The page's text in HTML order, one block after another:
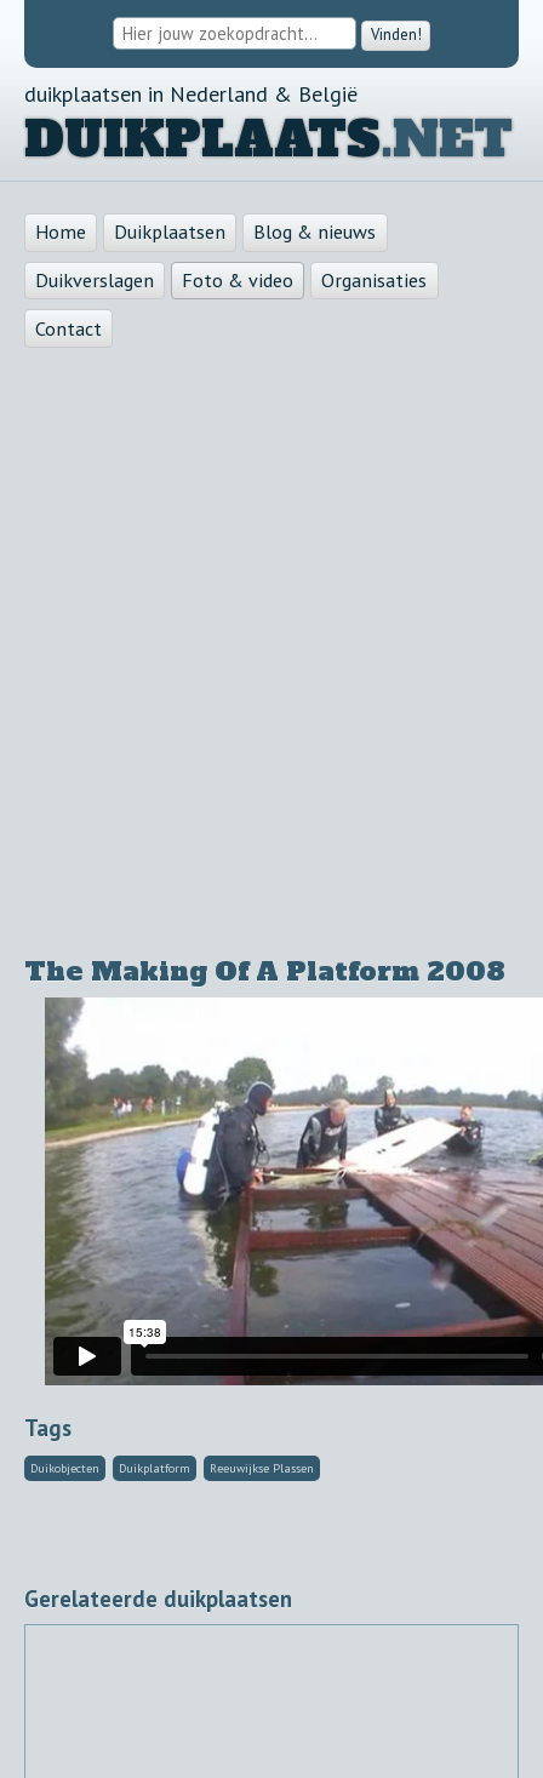
Vinden!
duikplaatsen in Nederland & België
DUIKPLAATS.NET
Home Duikplaatsen
Blog & nieuws
Duikverslagen
Foto & video
Organisaties
Contact
The Making Of A Platform 2008
Tags
Duikobjecten Duikplatform Reeuwijkse Plassen
Gerelateerde duikplaatsen